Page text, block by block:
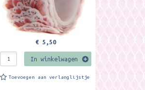
€ 5,50
In winkelwagen
Toevoegen aan verlanglijstje